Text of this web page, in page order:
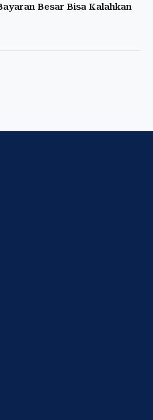
Besar Bisa Kalahkan